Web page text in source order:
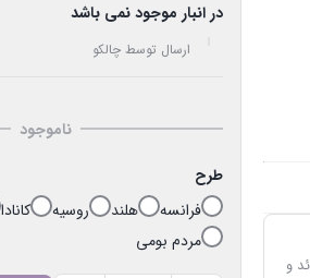
و
در انبار موجود نمی باشد
ارسال توسط چالکو
ناموجود
طرح
فرانسه
هلند روسیه کانادا
مردم بومی